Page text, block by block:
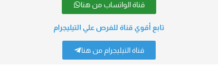
قناة الواتساب من هنا
تابع أقوي قناة للفرص علي التيليجرام
قناة التيليجرام من هنا